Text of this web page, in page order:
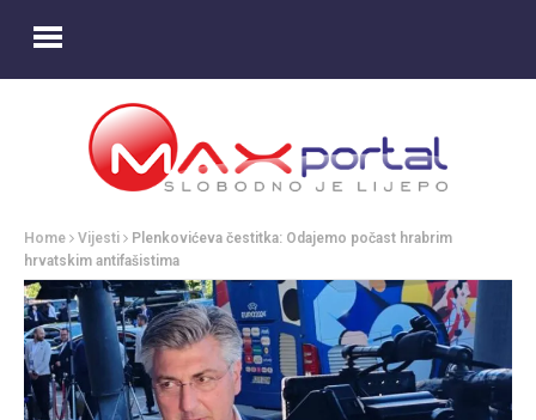
Home Vijesti
Plenkovićeva čestitka: Odajemo počast hrabrim
hrvatskim antifašistima